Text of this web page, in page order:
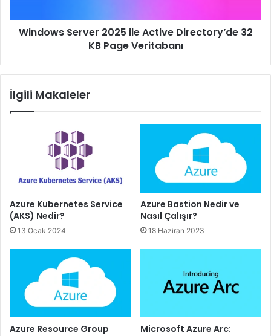
Page
Veritabanı
Windows Server 2025 ile Active Directory’de 32
KB Page Veritabanı
İlgili Makaleler
Azure Kubernetes Service
(AKS) Nedir?
13 Ocak 2024
Azure Bastion Nedir ve
Nasıl Çalışır?
18 Haziran 2023
Azure Resource Group
Microsoft Azure Arc: